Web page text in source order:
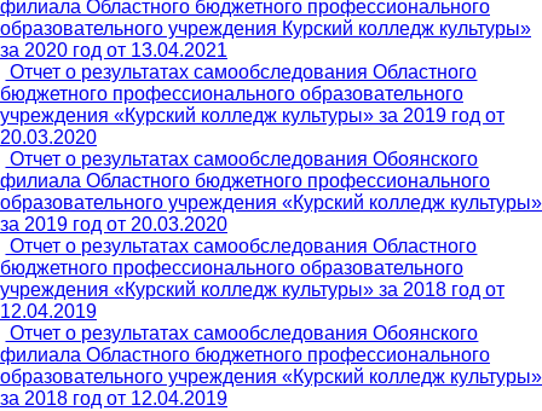
филиала Областного бюджетного профессионального
образовательного учреждения Курский колледж культуры»
за 2020 год от 13.04.2021
Отчет о результатах самообследования Областного
бюджетного профессионального образовательного
учреждения «Курский колледж культуры» за 2019 год от
20.03.2020
Отчет о результатах самообследования Обоянского
филиала Областного бюджетного профессионального
образовательного учреждения «Курский колледж культуры»
за 2019 год от 20.03.2020
Отчет о результатах самообследования Областного
бюджетного профессионального образовательного
учреждения «Курский колледж культуры» за 2018 год от
12.04.2019
Отчет о результатах самообследования Обоянского
филиала Областного бюджетного профессионального
образовательного учреждения «Курский колледж культуры»
за 2018 год от 12.04.2019